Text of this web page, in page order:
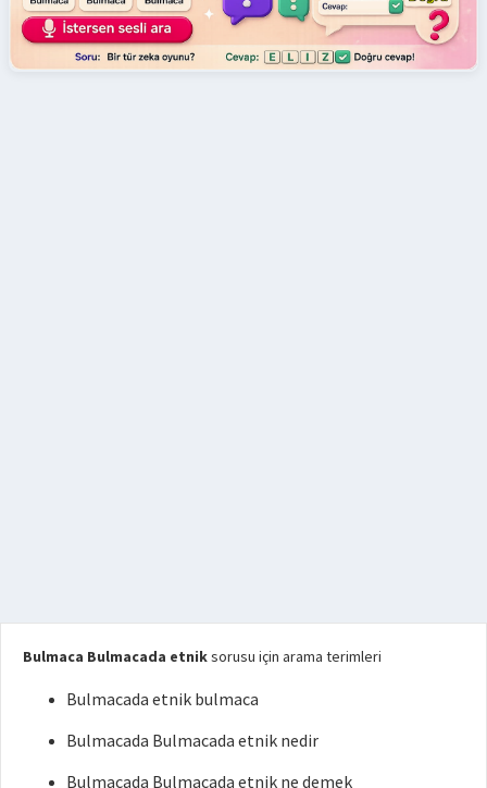
Bulmaca Bulmacada etniksorusu için arama terimleri
Bulmacada etnik bulmaca
Bulmacada Bulmacada etnik nedir
Bulmacada Bulmacada etnik ne demek